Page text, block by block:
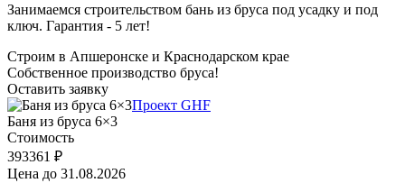
Занимаемся строительством бань из бруса под усадку и под
ключ. Гарантия - 5 лет!
Строим в Апшеронске и Краснодарском крае
Собственное производство бруса!
Оставить заявку
Проект GHF
Баня из бруса 6×3
Стоимость
393361 ₽
Цена до 31.08.2026